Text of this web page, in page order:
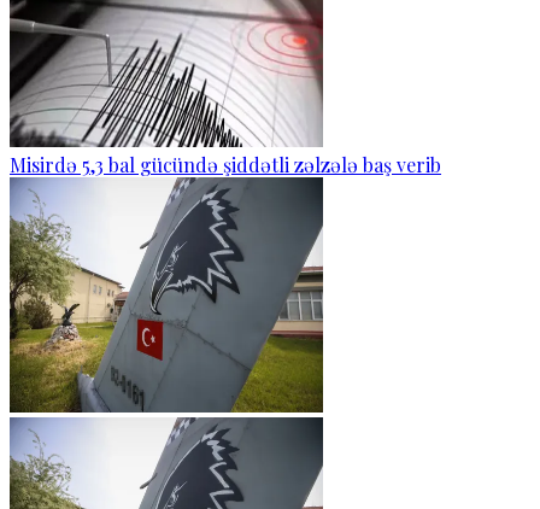
Misirdə 5,3 bal gücündə şiddətli zəlzələ baş verib